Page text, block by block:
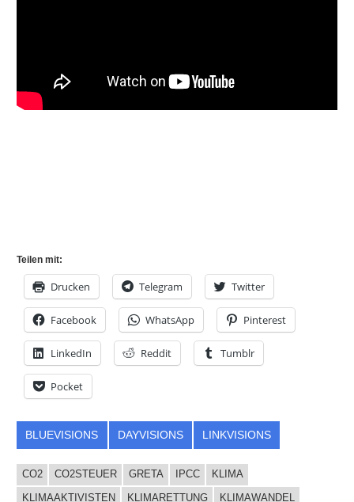
Teilen mit:
Drucken Telegram Twitter
Facebook WhatsApp Pinterest
LinkedIn Reddit Tumblr
Pocket
BLUEVISIONS DAYVISIONS LINKVISIONS
CO2 CO2STEUER GRETA IPCC
KLIMA
KLIMAAKTIVISTEN
KLIMARETTUNG
KLIMAWANDEL